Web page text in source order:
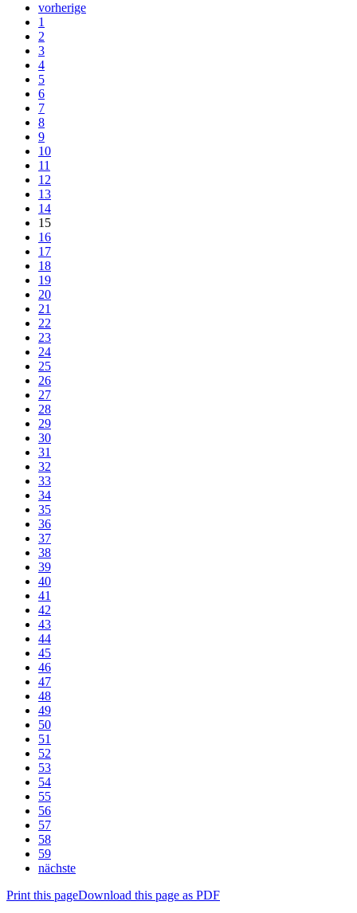
vorherige
1
2
3
4
5
6
7
8
9
10
11
12
13
14
15
16
17
18
19
20
21
22
23
24
25
26
27
28
29
30
31
32
33
34
35
36
37
38
39
40
41
42
43
44
45
46
47
48
49
50
51
52
53
54
55
56
57
58
59
nächste
Print this pageDownload this page as PDF